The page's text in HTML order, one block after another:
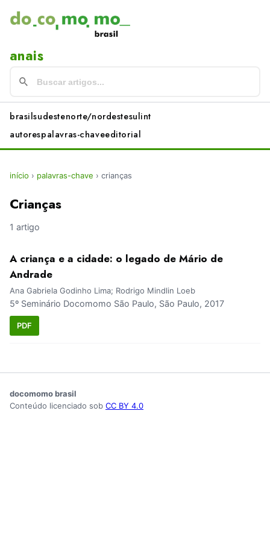
anais
brasilsudestenorte/nordestesulint
autorespalavras-chaveeditorial
início › palavras-chave › crianças
Crianças
1 artigo
A criança e a cidade: o legado de Mário de
Andrade
Ana Gabriela Godinho Lima; Rodrigo Mindlin Loeb
5º Seminário Docomomo São Paulo, São Paulo, 2017
PDF
docomomo brasil
Conteúdo licenciado sob CC BY 4.0